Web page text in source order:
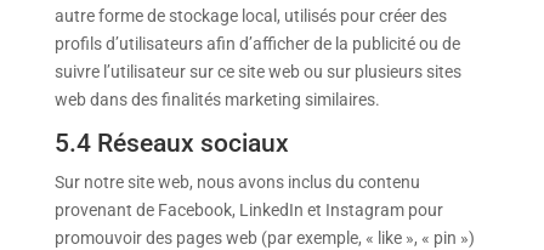
autre forme de stockage local, utilisés pour créer des
profils d’utilisateurs afin d’afficher de la publicité ou de
suivre l’utilisateur sur ce site web ou sur plusieurs sites
web dans des finalités marketing similaires.
5.4 Réseaux sociaux
Sur notre site web, nous avons inclus du contenu
provenant de Facebook, LinkedIn et Instagram pour
promouvoir des pages web (par exemple, « like », « pin »)